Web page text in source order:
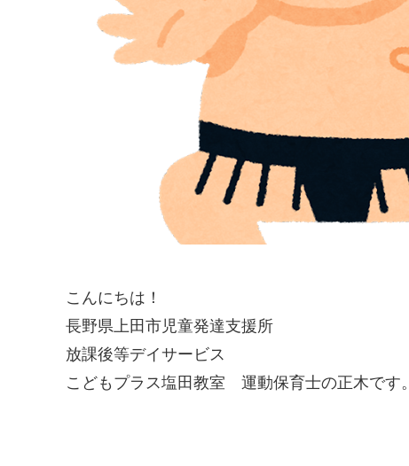
こんにちは！
長野県上田市児童発達支援所
放課後等デイサービス
こどもプラス塩田教室 運動保育士の正木です。